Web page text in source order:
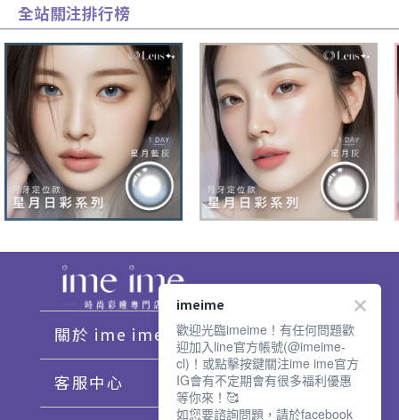
全站關注排行榜
關於 ime ime
客服中心
imeime
歡迎光臨imeime！有任何問題歡
迎加入line官方帳號(@imeime-
cl)！或點擊按鍵關注ime ime官方
IG會有不定期會有很多福利優惠
等你來！🥰
如您要諮詢問題，請於facebook